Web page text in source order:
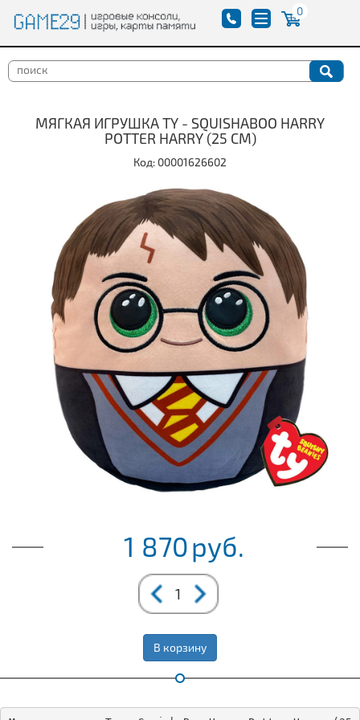
0
МЯГКАЯ ИГРУШКА TY - SQUISHABOO HARRY
POTTER HARRY (25 СМ)
Код: 00001626602
1 870руб.
В корзину